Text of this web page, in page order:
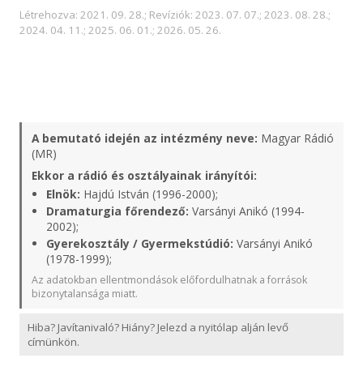
Létrehozva: 2021. 09. 28.; Revíziók: 2023. 07. 07.; 2023. 08. 28.;
2024. 04. 11.; 2025. 06. 01.; 2026. 05. 26.
A bemutató idején az intézmény neve: Magyar Rádió
(MR)
Ekkor a rádió és osztályainak irányítói:
Elnök: Hajdú István (1996-2000);
Dramaturgia főrendező: Varsányi Anikó (1994-
2002);
Gyerekosztály / Gyermekstúdió: Varsányi Anikó
(1978-1999);
Az adatokban ellentmondások előfordulhatnak a források
bizonytalansága miatt.
Hiba? Javítanivaló? Hiány? Jelezd a nyitólap alján levő
címünkön.